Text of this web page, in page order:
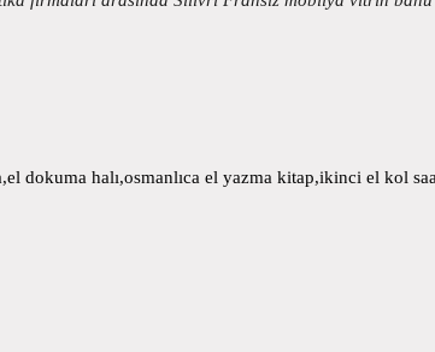
dokuma halı,osmanlıca el yazma kitap,ikinci el kol